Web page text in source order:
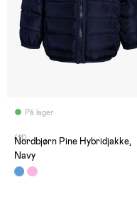
På lager
(11)
Nordbjørn Pine Hybridjakke,
Navy